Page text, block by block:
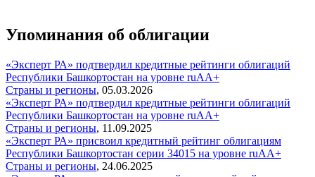
Упоминания об облигации
«Эксперт РА» подтвердил кредитные рейтинги облигаций
Республики Башкортостан на уровне ruAA+
Страны и регионы, 05.03.2026
«Эксперт РА» подтвердил кредитные рейтинги облигаций
Республики Башкортостан на уровне ruAA+
Страны и регионы, 11.09.2025
«Эксперт РА» присвоил кредитный рейтинг облигациям
Республики Башкортостан серии 34015 на уровне ruAA+
Страны и регионы, 24.06.2025